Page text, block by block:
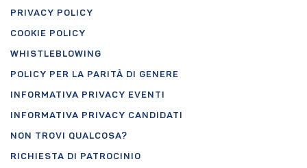
PRIVACY POLICY
COOKIE POLICY
WHISTLEBLOWING
POLICY PER LA PARITÀ DI GENERE
INFORMATIVA PRIVACY EVENTI
INFORMATIVA PRIVACY CANDIDATI
NON TROVI QUALCOSA?
RICHIESTA DI PATROCINIO